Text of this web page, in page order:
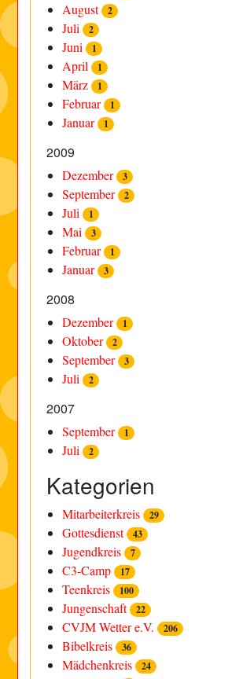
August 2
Juli 2
Juni 1
April 1
März 1
Februar 1
Januar 1
2009
Dezember 3
September 2
Juli 1
Mai 3
Februar 1
Januar 3
2008
Dezember 1
Oktober 2
September 3
Juli 2
2007
September 1
Juli 2
Kategorien
Mitarbeiterkreis 29
Gottesdienst 43
Jugendkreis 7
C3-Camp 17
Teenkreis 100
Jungenschaft 22
CVJM Wetter e.V. 206
Bibelkreis 36
Mädchenkreis 24